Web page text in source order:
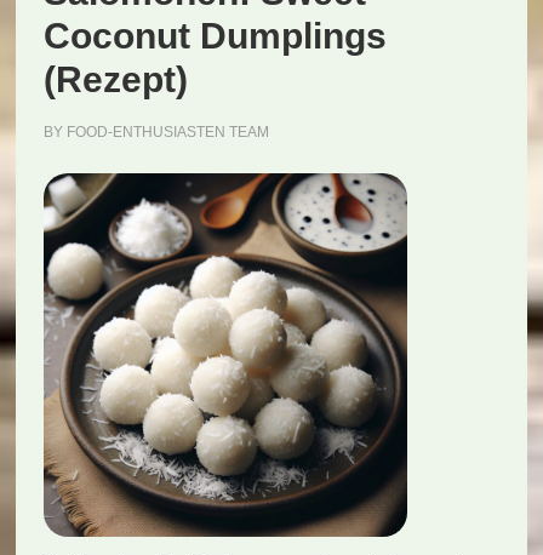
Coconut Dumplings
(Rezept)
BY FOOD-ENTHUSIASTEN TEAM